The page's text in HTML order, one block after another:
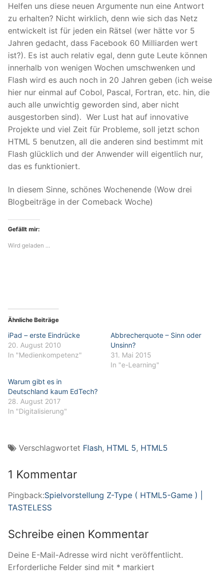
Helfen uns diese neuen Argumente nun eine Antwort
zu erhalten? Nicht wirklich, denn wie sich das Netz
entwickelt ist für jeden ein Rätsel (wer hätte vor 5
Jahren gedacht, dass Facebook 60 Milliarden wert
ist?). Es ist auch relativ egal, denn gute Leute können
innerhalb von wenigen Wochen umschwenken und
Flash wird es auch noch in 20 Jahren geben (ich weise
hier nur einmal auf Cobol, Pascal, Fortran, etc. hin, die
auch alle unwichtig geworden sind, aber nicht
ausgestorben sind). Wer Lust hat auf innovative
Projekte und viel Zeit für Probleme, soll jetzt schon
HTML 5 benutzen, all die anderen sind bestimmt mit
Flash glücklich und der Anwender will eigentlich nur,
das es funktioniert.
In diesem Sinne, schönes Wochenende (Wow drei
Blogbeiträge in der Comeback Woche)
Gefällt mir:
Wird geladen …
Ähnliche Beiträge
iPad – erste Eindrücke
20. August 2010
In "Medienkompetenz"
Abbrecherquote – Sinn oder
Unsinn?
31. Mai 2015
In "e-Learning"
Warum gibt es in
Deutschland kaum EdTech?
28. August 2017
In "Digitalisierung"
Verschlagwortet Flash, HTML 5, HTML5
1 Kommentar
Pingback:Spielvorstellung Z-Type ( HTML5-Game ) |
TASTELESS
Schreibe einen Kommentar
Deine E-Mail-Adresse wird nicht veröffentlicht.
Erforderliche Felder sind mit * markiert